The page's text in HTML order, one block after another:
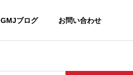
GMJブログ お問い合わせ